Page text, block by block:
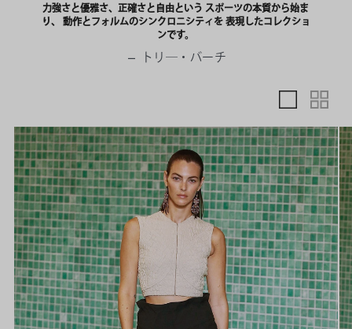
力強さと優雅さ、正確さと自由という スポーツの本質から始ま
り、 動作とフォルムのシンクロニシティを 表現したコレクショ
ンです。
— トリ―・バーチ